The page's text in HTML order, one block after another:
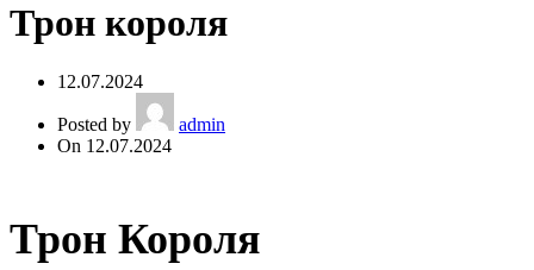
Трон короля
12.07.2024
Posted by
admin
On 12.07.2024
Трон Короля